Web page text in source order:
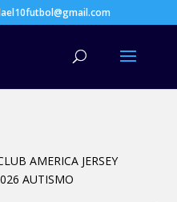
AMERICA JERSEY
AUTISMO